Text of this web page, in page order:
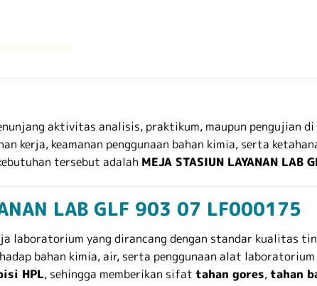
aktivitas analisis, praktikum, maupun pengujian
kerja, keamanan penggunaan bahan kimia, serta
tersebut adalah MEJA STASIUN LAYANAN LAB
LAB GLF 903 07 LF000175
laboratorium yang dirancang dengan standar kualitas
bahan kimia, air, serta penggunaan alat
HPL, sehingga memberikan sifat tahan gores,tahan